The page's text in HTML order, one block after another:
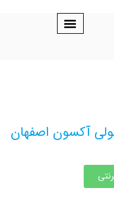
اصفهان